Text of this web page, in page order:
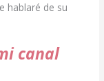
hablaré de su
canal